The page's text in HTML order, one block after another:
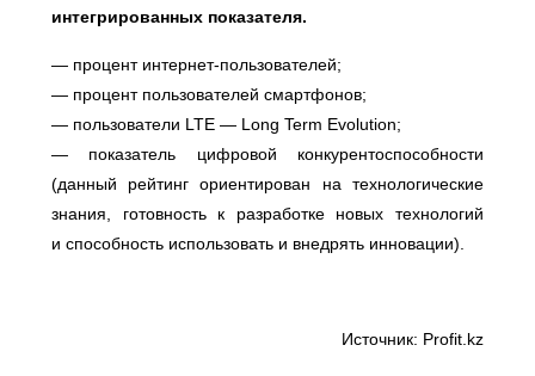
интегрированных показателя.
— процент интернет-пользователей;
— процент пользователей смартфонов;
— пользователи LTE — Long Term Evolution;
— показатель цифровой конкурентоспособности
(данный рейтинг ориентирован на технологические
знания, готовность к разработке новых технологий
и способность использовать и внедрять инновации).
Источник: Profit.kz